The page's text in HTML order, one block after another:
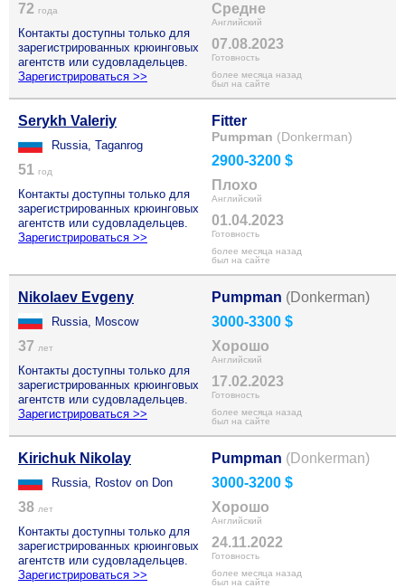
72 года
Контакты доступны только для
зарегистрированных крюинговых
агентств или судовладельцев.
Зарегистрироваться >>
Средне
Английский
07.08.2023
Готовность
более месяца назад
был на сайте
Serykh Valeriy
Russia, Taganrog
51 год
Контакты доступны только для
зарегистрированных крюинговых
агентств или судовладельцев.
Зарегистрироваться >>
Fitter
Pumpman (Donkerman)
2900-3200 $
Плохо
Английский
01.04.2023
Готовность
более месяца назад
был на сайте
Nikolaev Evgeny
Russia, Moscow
37 лет
Контакты доступны только для
зарегистрированных крюинговых
агентств или судовладельцев.
Зарегистрироваться >>
Pumpman (Donkerman)
3000-3300 $
Хорошо
Английский
17.02.2023
Готовность
более месяца назад
был на сайте
Kirichuk Nikolay
Russia, Rostov on Don
38 лет
Контакты доступны только для
зарегистрированных крюинговых
агентств или судовладельцев.
Зарегистрироваться >>
Pumpman (Donkerman)
3000-3200 $
Хорошо
Английский
24.11.2022
Готовность
более месяца назад
был на сайте